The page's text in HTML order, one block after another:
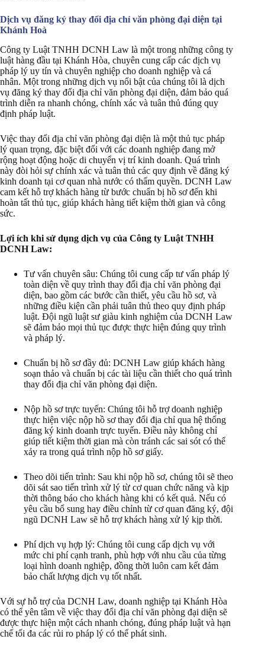
Dịch vụ đăng ký thay đổi địa chỉ văn phòng đại diện tại
Khánh Hoà
Công ty Luật TNHH DCNH Law là một trong những công ty
luật hàng đầu tại Khánh Hòa, chuyên cung cấp các dịch vụ
pháp lý uy tín và chuyên nghiệp cho doanh nghiệp và cá
nhân. Một trong những dịch vụ nổi bật của chúng tôi là dịch
vụ đăng ký thay đổi địa chỉ văn phòng đại diện, đảm bảo quá
trình diễn ra nhanh chóng, chính xác và tuân thủ đúng quy
định pháp luật.
Việc thay đổi địa chỉ văn phòng đại diện là một thủ tục pháp
lý quan trọng, đặc biệt đối với các doanh nghiệp đang mở
rộng hoạt động hoặc di chuyển vị trí kinh doanh. Quá trình
này đòi hỏi sự chính xác và tuân thủ các quy định về đăng ký
kinh doanh tại cơ quan nhà nước có thẩm quyền. DCNH Law
cam kết hỗ trợ khách hàng từ bước chuẩn bị hồ sơ đến khi
hoàn tất thủ tục, giúp khách hàng tiết kiệm thời gian và công
sức.
Lợi ích khi sử dụng dịch vụ của Công ty Luật TNHH
DCNH Law:
Tư vấn chuyên sâu: Chúng tôi cung cấp tư vấn pháp lý
toàn diện về quy trình thay đổi địa chỉ văn phòng đại
diện, bao gồm các bước cần thiết, yêu cầu hồ sơ, và
những điều kiện cần phải tuân thủ theo quy định pháp
luật. Đội ngũ luật sư giàu kinh nghiệm của DCNH Law
sẽ đảm bảo mọi thủ tục được thực hiện đúng quy trình
và pháp lý.
Chuẩn bị hồ sơ đầy đủ: DCNH Law giúp khách hàng
soạn thảo và chuẩn bị các tài liệu cần thiết cho quá trình
thay đổi địa chỉ văn phòng đại diện.
Nộp hồ sơ trực tuyến: Chúng tôi hỗ trợ doanh nghiệp
thực hiện việc nộp hồ sơ thay đổi địa chỉ qua hệ thống
đăng ký kinh doanh trực tuyến. Điều này không chỉ
giúp tiết kiệm thời gian mà còn tránh các sai sót có thể
xảy ra trong quá trình nộp hồ sơ giấy.
Theo dõi tiến trình: Sau khi nộp hồ sơ, chúng tôi sẽ theo
dõi sát sao tiến trình xử lý từ cơ quan chức năng và kịp
thời thông báo cho khách hàng khi có kết quả. Nếu có
yêu cầu bổ sung hay điều chỉnh từ cơ quan đăng ký, đội
ngũ DCNH Law sẽ hỗ trợ khách hàng xử lý kịp thời.
Phí dịch vụ hợp lý: Chúng tôi cung cấp dịch vụ với
mức chi phí cạnh tranh, phù hợp với nhu cầu của từng
loại hình doanh nghiệp, đồng thời luôn cam kết đảm
bảo chất lượng dịch vụ tốt nhất.
Với sự hỗ trợ của DCNH Law, doanh nghiệp tại Khánh Hòa
có thể yên tâm về việc thay đổi địa chỉ văn phòng đại diện sẽ
được thực hiện một cách nhanh chóng, đúng pháp luật và hạn
chế tối đa các rủi ro pháp lý có thể phát sinh.